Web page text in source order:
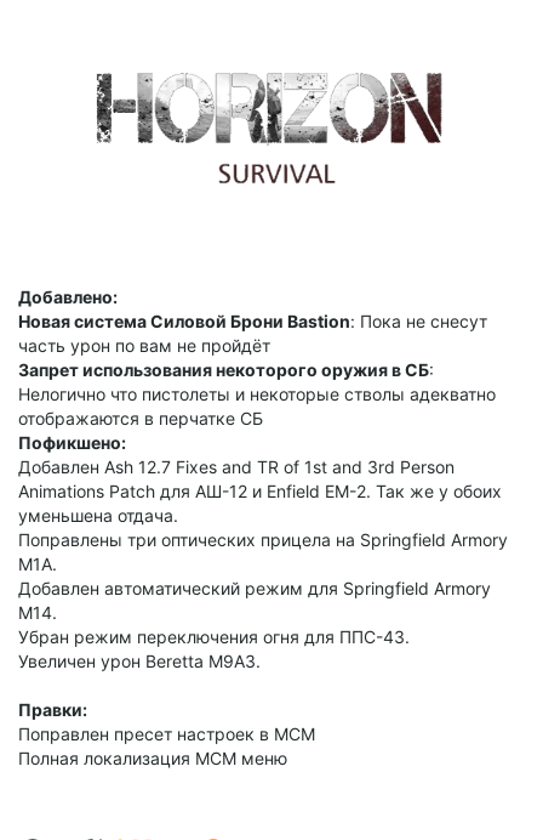
Добавлено:
Новая система Силовой Брони Bastion: Пока не снесут
часть урон по вам не пройдёт
Запрет использования некоторого оружия в CБ:
Нелогично что пистолеты и некоторые стволы адекватно
отображаются в перчатке СБ
Пофикшено:
Добавлен Ash 12.7 Fixes and TR of 1st and 3rd Person
Animations Patch для АШ-12 и Enfield ЕМ-2. Так же у обоих
уменьшена отдача.
Поправлены три оптических прицела на Springfield Armory
M1A.
Добавлен автоматический режим для Springfield Armory
M14.
Убран режим переключения огня для ППС-43.
Увеличен урон Beretta M9A3.
Правки:
Поправлен пресет настроек в МСМ
Полная локализация МСМ меню